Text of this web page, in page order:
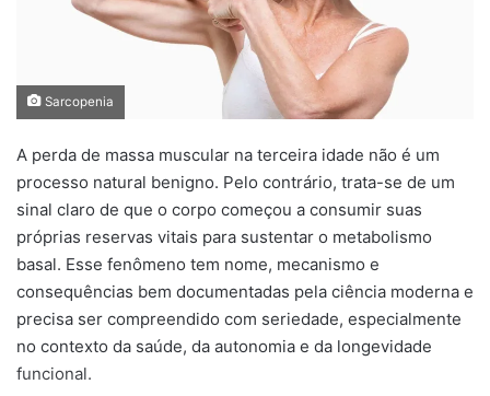
Sarcopenia
A perda de massa muscular na terceira idade não é um
processo natural benigno. Pelo contrário, trata-se de um
sinal claro de que o corpo começou a consumir suas
próprias reservas vitais para sustentar o metabolismo
basal. Esse fenômeno tem nome, mecanismo e
consequências bem documentadas pela ciência moderna e
precisa ser compreendido com seriedade, especialmente
no contexto da saúde, da autonomia e da longevidade
funcional.